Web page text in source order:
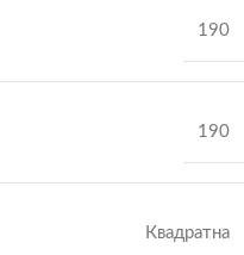
190
190
Квадратна